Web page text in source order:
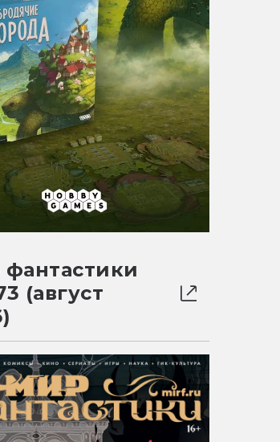
(август